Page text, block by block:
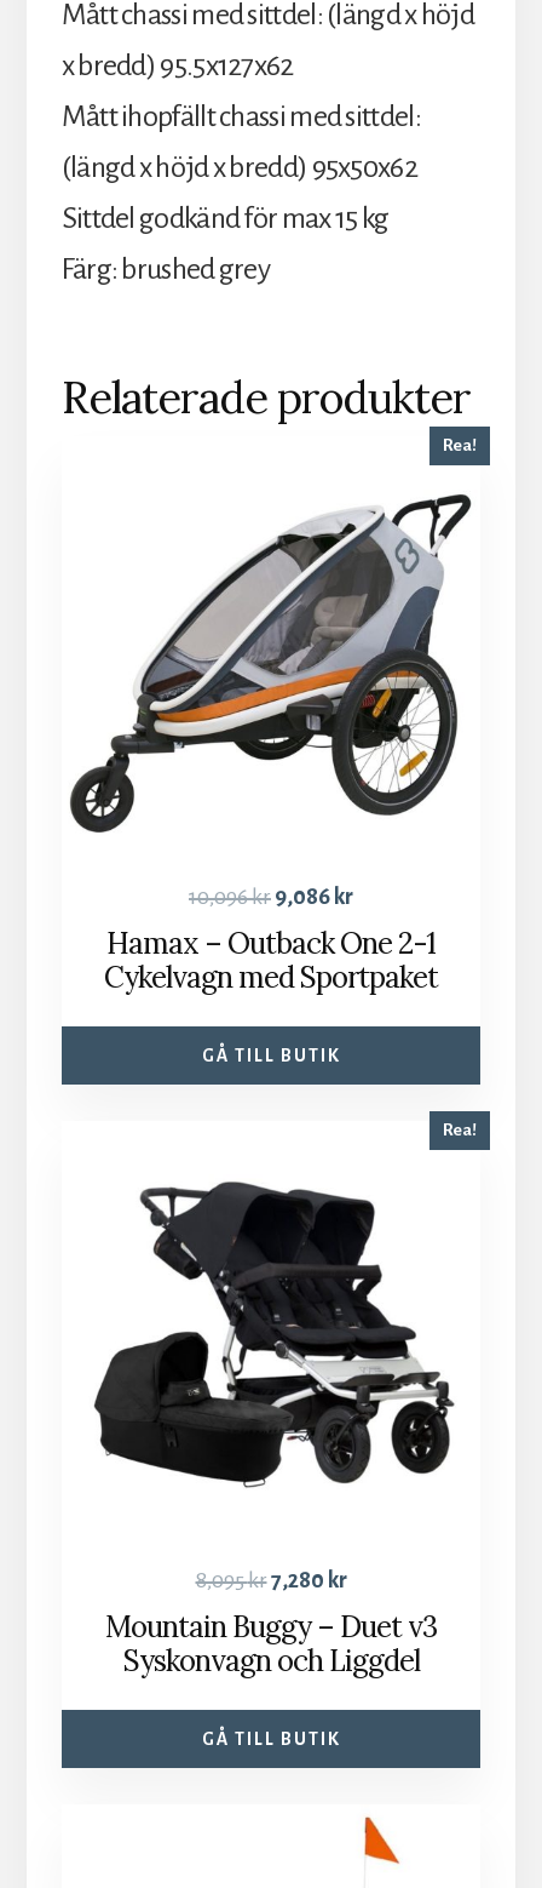
Mått chassi med sittdel: (längd x höjd
x bredd) 95.5x127x62
Mått ihopfällt chassi med sittdel:
(längd x höjd x bredd) 95x50x62
Sittdel godkänd för max 15 kg
Färg: brushed grey
Relaterade produkter
Rea!
10,096kr 9,086 kr
Hamax – Outback One 2-1
Cykelvagn med Sportpaket
GÅ TILL BUTIK
Rea!
8,095kr7,280 kr
Mountain Buggy – Duet v3
Syskonvagn och Liggdel
GÅ TILL BUTIK